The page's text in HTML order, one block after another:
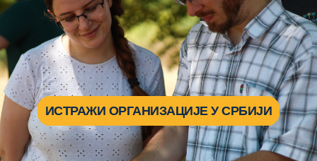
ИСТРАЖИ ОРГАНИЗАЦИЈЕ У СРБИЈИ